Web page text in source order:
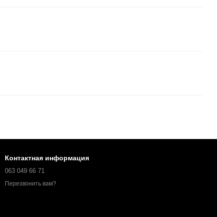
Контактная информация
063 049 66 71
Перезвонить вам?